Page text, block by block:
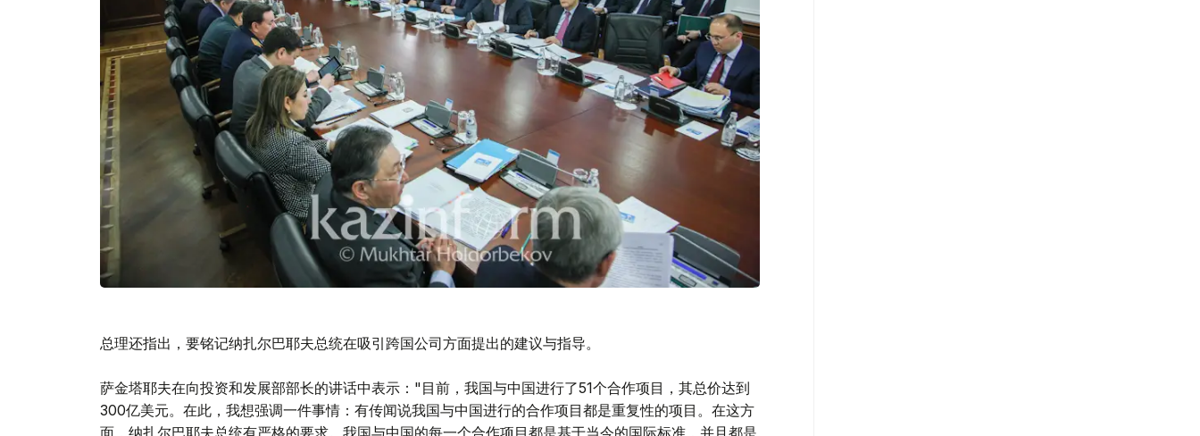
总理还指出，要铭记纳扎尔巴耶夫总统在吸引跨国公司方面提出的建议与指导。
萨金塔耶夫在向投资和发展部部长的讲话中表示："目前，我国与中国进行了51个合作项目，其总价达到
300亿美元。在此，我想强调一件事情：有传闻说我国与中国进行的合作项目都是重复性的项目。在这方
面，纳扎尔巴耶夫总统有严格的要求。我国与中国的每一个合作项目都是基于当今的国际标准，并且都是